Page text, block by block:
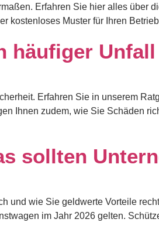
Erfahren Sie hier alles über
kostenloses Muster für Ihren
häufiger
Erfahren Sie in unserem
Ihnen zudem, wie Sie Schäden
sollten
und wie Sie geldwerte Vorteile
im Jahr 2026 gelten.